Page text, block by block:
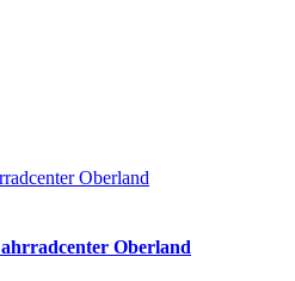
Oberland
Oberland